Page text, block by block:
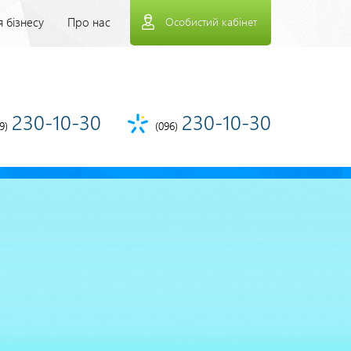
Особистий кабінет
бізнесу Про нас
230-10-30 (096) 230-10-30